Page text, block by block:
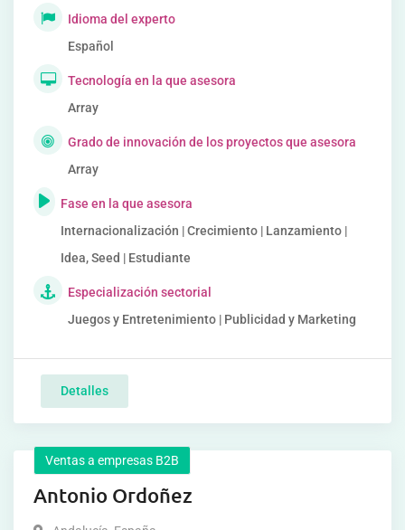
Idioma del experto
Español
Tecnología en la que asesora
Array
Grado de innovación de los proyectos que asesora
Array
Fase en la que asesora
Internacionalización | Crecimiento | Lanzamiento |
Idea, Seed | Estudiante
Especialización sectorial
Juegos y Entretenimiento | Publicidad y Marketing
Detalles
Ventas a empresas B2B
Antonio Ordoñez